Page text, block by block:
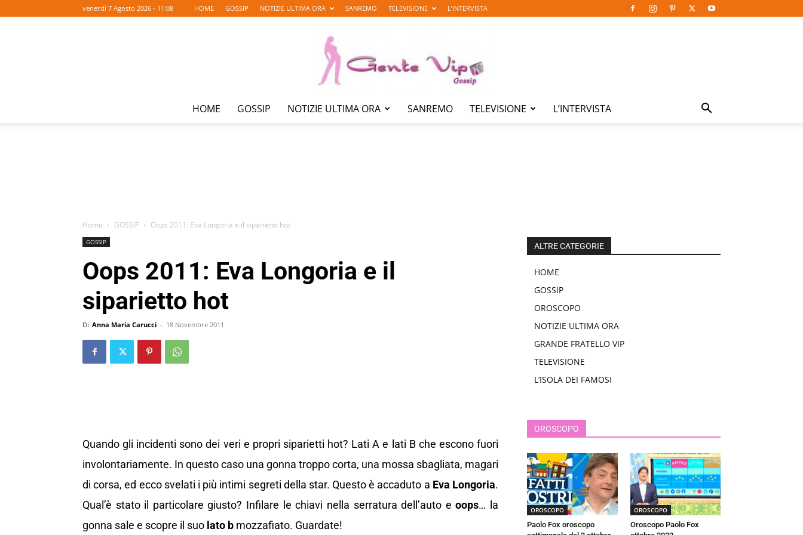
venerdì 7 Agosto 2026 - 11:08 HOME GOSSIP NOTIZIE ULTIMA ORA SANREMO TELEVISIONE L’INTERVISTA
HOME GOSSIP NOTIZIE ULTIMA ORA SANREMO TELEVISIONE L’INTERVISTA
Home GOSSIP Oops 2011: Eva Longoria e il siparietto hot
GOSSIP
Oops 2011: Eva Longoria e il
siparietto hot
Di Anna Maria Carucci - 18 Novembre 2011
Quando gli incidenti sono dei veri e propri siparietti hot? Lati A e lati B che escono fuori
involontariamente. In questo caso una gonna troppo corta, una mossa sbagliata, magari
di corsa, ed ecco svelati i più intimi segreti della star. Questo è accaduto a Eva Longoria.
Qual’è stato il particolare giusto? Infilare le chiavi nella serratura dell’auto eoops… la
gonna sale e scopre il suo lato b mozzafiato. Guardate!
ALTRE CATEGORIE
HOME
GOSSIP
OROSCOPO
NOTIZIE ULTIMA ORA
GRANDE FRATELLO VIP
TELEVISIONE
L’ISOLA DEI FAMOSI
OROSCOPO
OROSCOPO
Paolo Fox oroscopo
OROSCOPO
Oroscopo Paolo Fox